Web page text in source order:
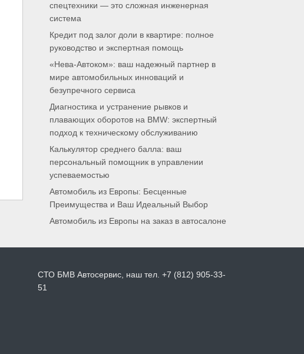
спецтехники — это сложная инженерная
система
Кредит под залог доли в квартире: полное
руководство и экспертная помощь
«Нева-Автоком»: ваш надежный партнер в
мире автомобильных инноваций и
безупречного сервиса
Диагностика и устранение рывков и
плавающих оборотов на BMW: экспертный
подход к техническому обслуживанию
Калькулятор среднего балла: ваш
персональный помощник в управлении
успеваемостью
Автомобиль из Европы: Бесценные
Преимущества и Ваш Идеальный Выбор
Автомобиль из Европы на заказ в автосалоне
СТО БМВ Автосервис, наш тел. +7 (812) 905-33-
51